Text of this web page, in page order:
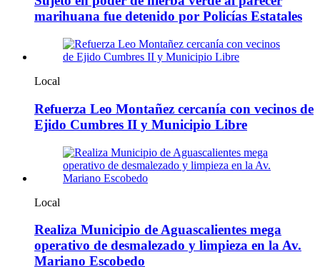
marihuana fue detenido por Policías Estatales
Local
Refuerza Leo Montañez cercanía con vecinos de
Ejido Cumbres II y Municipio Libre
Local
Realiza Municipio de Aguascalientes mega
operativo de desmalezado y limpieza en la Av.
Mariano Escobedo